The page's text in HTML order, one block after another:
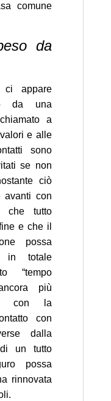
comune
da
appare
da una
a
e alle
sono
se non
ciò
avanti con
che tutto
e che il
possa
in totale
“tempo
più
con la
con
dalla
un tutto
possa
rinnovata